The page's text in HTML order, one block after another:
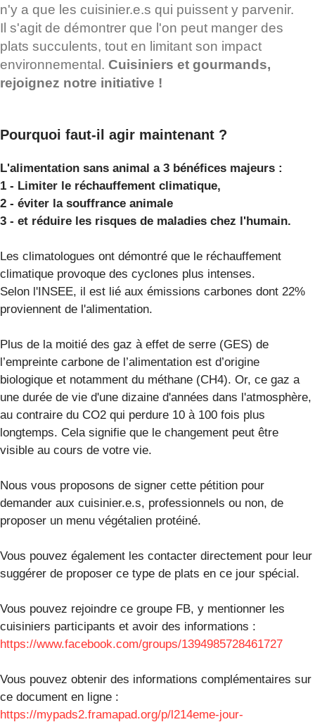
n'y a que les cuisinier.e.s qui puissent y parvenir.
Il s'agit de démontrer que l'on peut manger des
plats succulents, tout en limitant son impact
environnemental. Cuisiniers et gourmands,
rejoignez notre initiative !
Pourquoi faut-il agir maintenant ?
L'alimentation sans animal a 3 bénéfices majeurs :
1 - Limiter le réchauffement climatique,
2 - éviter la souffrance animale
3 - et réduire les risques de maladies chez l'humain.
Les climatologues ont démontré que le réchauffement
climatique provoque des cyclones plus intenses.
Selon l'INSEE, il est lié aux émissions carbones dont 22%
proviennent de l'alimentation.
Plus de la moitié des gaz à effet de serre (GES) de
l’empreinte carbone de l’alimentation est d’origine
biologique et notamment du méthane (CH4). Or, ce gaz a
une durée de vie d'une dizaine d'années dans l'atmosphère,
au contraire du CO2 qui perdure 10 à 100 fois plus
longtemps. Cela signifie que le changement peut être
visible au cours de votre vie.
Nous vous proposons de signer cette pétition pour
demander aux cuisinier.e.s, professionnels ou non, de
proposer un menu végétalien protéiné.
Vous pouvez également les contacter directement pour leur
suggérer de proposer ce type de plats en ce jour spécial.
Vous pouvez rejoindre ce groupe FB, y mentionner les
cuisiniers participants et avoir des informations :
https://www.facebook.com/groups/1394985728461727
Vous pouvez obtenir des informations complémentaires sur
ce document en ligne :
https://mypads2.framapad.org/p/l214eme-jour-